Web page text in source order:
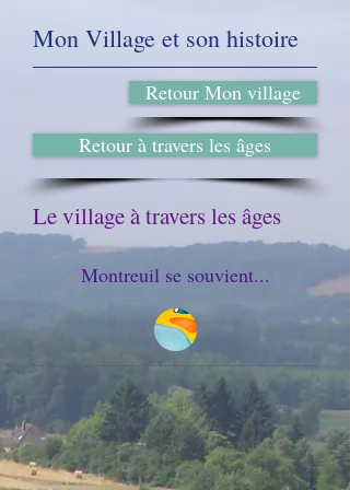
Mon Village et son histoire
Retour Mon village
Retour à travers les âges
Le village à travers les âges
Montreuil se souvient...